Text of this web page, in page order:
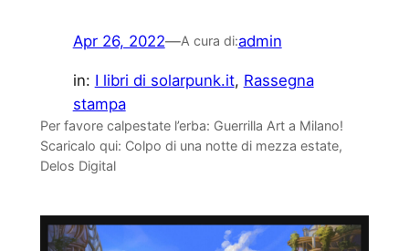
Apr 26, 2022—A cura di:admin
in: I libri di solarpunk.it, Rassegna
stampa
Per favore calpestate l’erba: Guerrilla Art a Milano!
Scaricalo qui: Colpo di una notte di mezza estate,
Delos Digital